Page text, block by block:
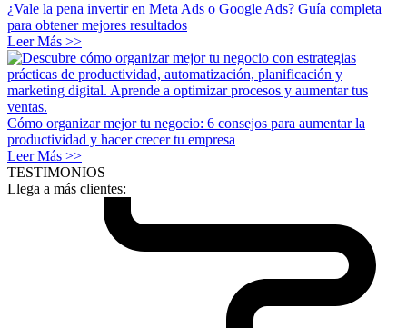
¿Vale la pena invertir en Meta Ads o Google Ads? Guía completa
para obtener mejores resultados
Leer Más >>
Cómo organizar mejor tu negocio: 6 consejos para aumentar la
productividad y hacer crecer tu empresa
Leer Más >>
TESTIMONIOS
Llega a más clientes: